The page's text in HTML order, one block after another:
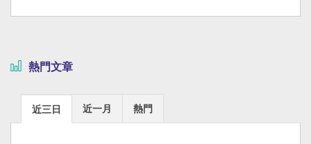
熱門文章
近三日 近一月 熱門